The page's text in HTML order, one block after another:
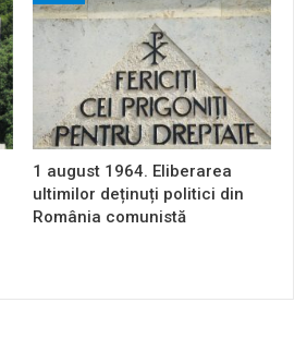
1 august 1964. Eliberarea
ultimilor deținuți politici din
România comunistă